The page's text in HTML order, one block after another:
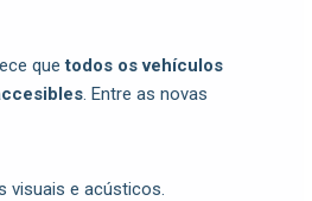
quetodos os vehículos
. Entre as novas
visuais e acústicos.